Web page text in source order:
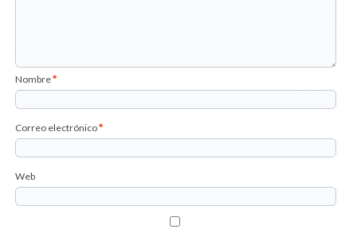
Nombre*
Correo electrónico*
Web